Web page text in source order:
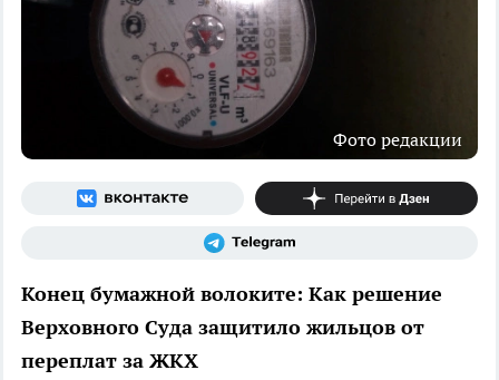
Фото редакции
Конец бумажной волоките: Как решение
Верховного Суда защитило жильцов от
переплат за ЖКХ